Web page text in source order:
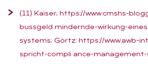
(11) Kaiser, https://www.cmshs-
bussgeld mindernde-wirkung-
systems; Görtz: https://www.awb-
spricht-compli ance-